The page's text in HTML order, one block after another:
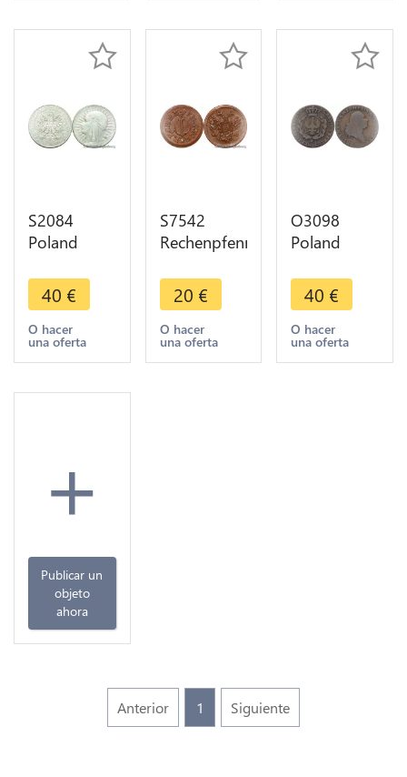
offer
S2084
Poland
Złotych
Warszawa
1932 Silver
->Make
40 €
O hacer
una oferta
S7542
Rechenpfennig
Russe
Polonais
superbe -
>Faire Offre
20 €
O hacer
una oferta
O3098
Poland
Grossus
Friedrich
Wilhelm II
1797 B -
40 €
O hacer
una oferta
+
Publicar un
objeto
ahora
Anterior 1 Siguiente